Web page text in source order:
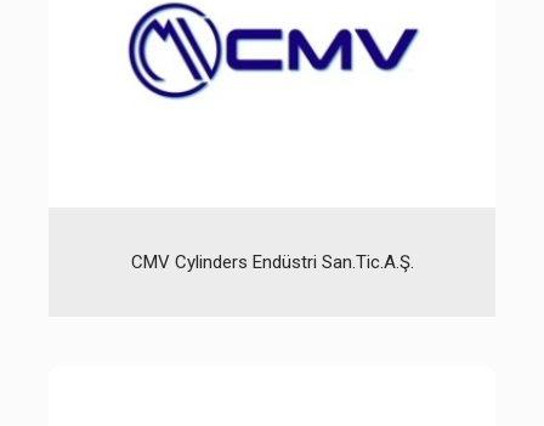
CMV Cylinders Endüstri San.Tic.A.Ş.